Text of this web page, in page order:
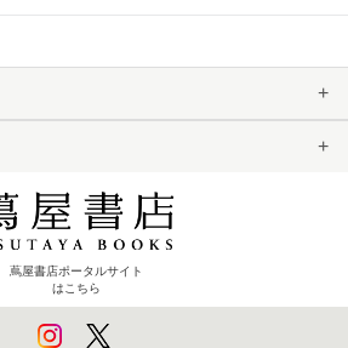
蔦屋書店ポータルサイト
はこちら